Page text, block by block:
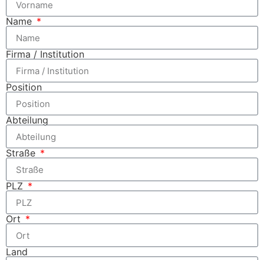
Name
Firma / Institution
Position
Abteilung
Straße
PLZ
Ort
Land